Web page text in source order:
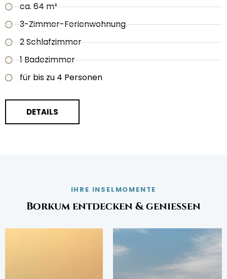
ca. 64 m²
3-Zimmer-Ferienwohnung
2 Schlafzimmer
1 Badezimmer
für bis zu 4 Personen
DETAILS
IHRE INSELMOMENTE
Borkum entdecken & genießen